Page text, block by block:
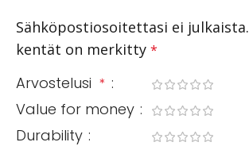
Sähköpostiosoitettasi ei julkaista.
kentät on merkitty *
Arvostelusi *
Value for money
Durability